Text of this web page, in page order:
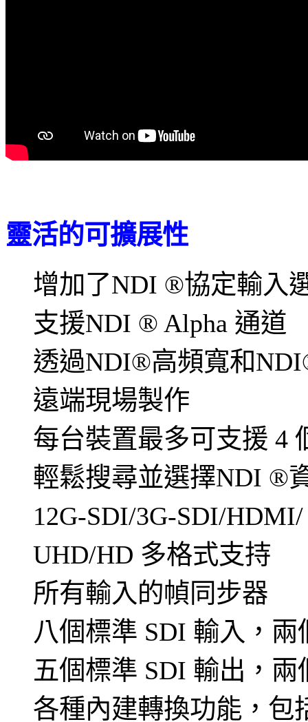
靈活的可擴展性
增加了NDI ®協定輸入
支援NDI ® Alpha 通道
透過NDI®高頻寬和
遠端現場製作
每台裝置最多可支援 4
輕鬆搜尋並選擇NDI ®
12G-SDI/3G-SDI/
UHD/HD 多格式支持
所有輸入的幀同步器
八個標準 SDI 輸入，
五個標準 SDI 輸出，
各種內建轉換功能，包